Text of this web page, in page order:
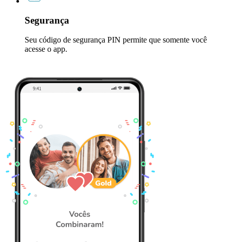
Segurança
Seu código de segurança PIN permite que somente você
acesse o app.